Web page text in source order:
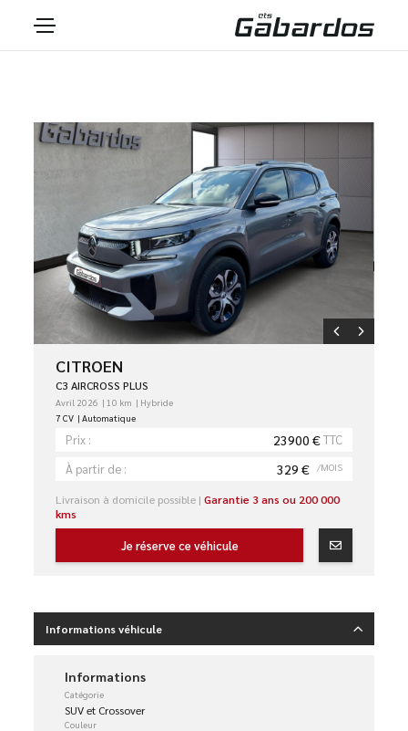
CITROEN
C3 AIRCROSS PLUS
Avril 2026 10 km
Hybride
7 CV
Automatique
Prix : 23900 €TTC
À partir de :
329 € /MOIS
Livraison à domicile possible |Garantie 3 ans ou 200 000
kms
Je réserve ce véhicule
Informations véhicule
Informations
Catégorie
SUV et Crossover
Couleur